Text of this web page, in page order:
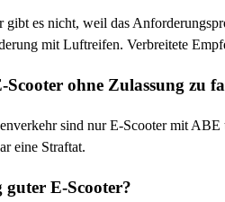
gibt es nicht, weil das
mit Luftreifen. Verbreitete
Scooter ohne Zulassung zu
sind nur E-Scooter mit
eine Straftat.
guter E-Scooter?